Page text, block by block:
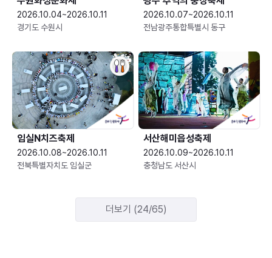
2026.10.04~2026.10.11
경기도 수원시
2026.10.07~2026.10.11
전남광주통합특별시 동구
임실N치즈축제
2026.10.08~2026.10.11
전북특별자치도 임실군
서산해미읍성축제
2026.10.09~2026.10.11
충청남도 서산시
더보기 (24/65)